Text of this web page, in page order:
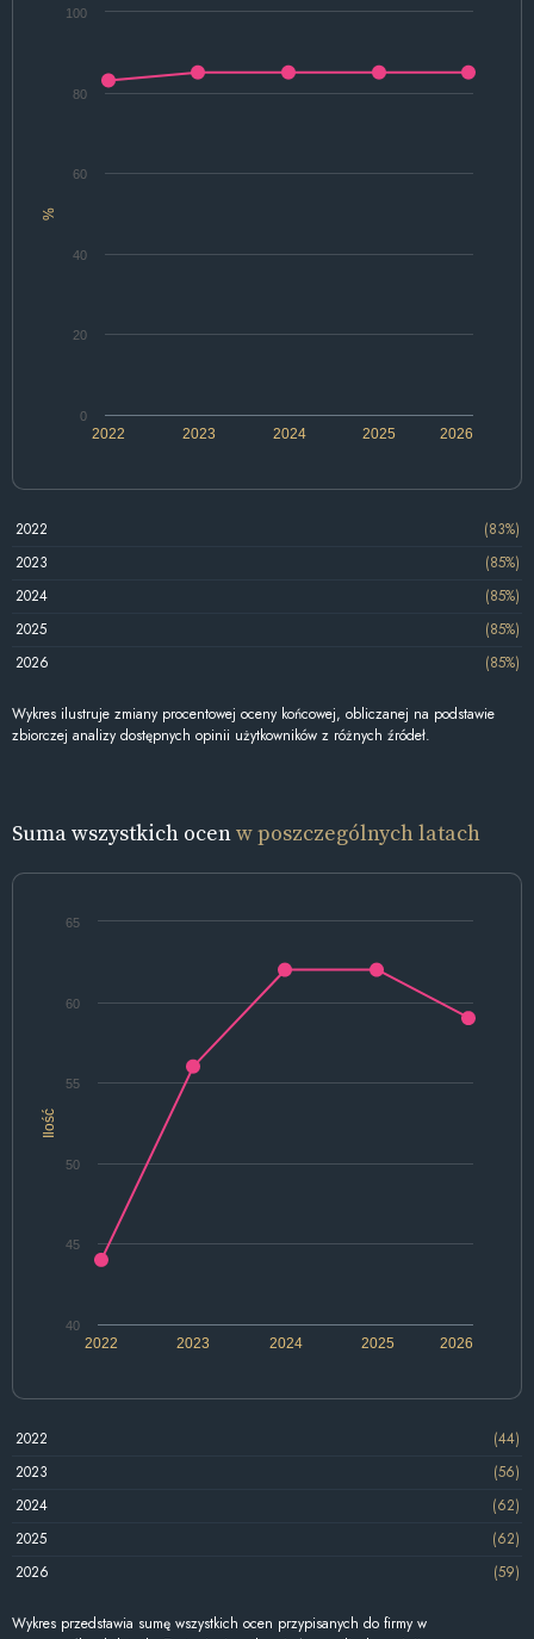
%
2022 2024 2026
2023 2025
0
20
40
60
80
100
2022
(83%)
2023
(85%)
2024
(85%)
2025
(85%)
2026
(85%)
Wykres ilustruje zmiany procentowej oceny końcowej, obliczanej na podstawie
zbiorczej analizy dostępnych opinii użytkowników z różnych źródeł.
Suma wszystkich ocenw poszczególnych latach
Ilość
2022 2024 2026
2023 2025
40
45
50
55
60
65
2022
(44)
2023
(56)
2024
(62)
2025
(62)
2026
(59)
Wykres przedstawia sumę wszystkich ocen przypisanych do firmy w